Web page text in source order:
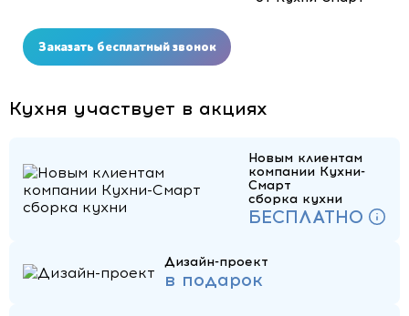
Заказать бесплатный звонок
Кухня участвует в акциях
Новым клиентам
компании Кухни-
Смарт
сборка кухни
БЕСПЛАТНО
Дизайн-проект
в подарок